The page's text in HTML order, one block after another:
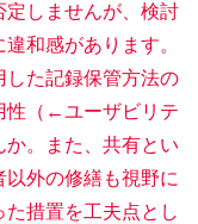
定しませんが、検討
和感があります。
した記録保管方法の
性（←ユーザビリテ
か。また、共有とい
外の修繕も視野に
措置を工夫点とし